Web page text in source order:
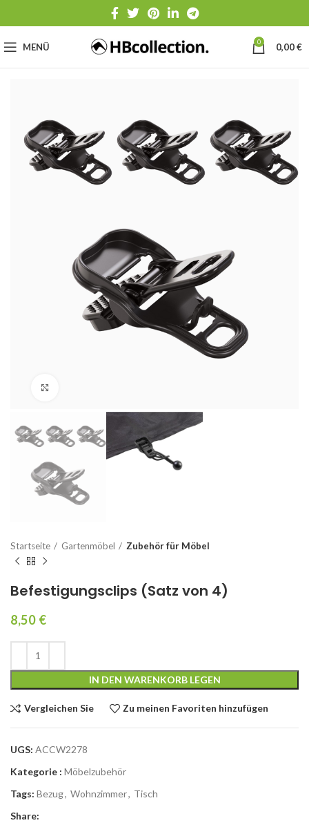
MENÜ 0 0,00€
Startseite Gartenmöbel Zubehör für Möbel
Befestigungsclips (Satz von 4)
8,50 €
IN DEN WARENKORB LEGEN
Vergleichen Sie Zu meinen Favoriten hinzufügen
UGS: ACCW2278
Kategorie : Möbelzubehör
Tags: Bezug, Wohnzimmer, Tisch
Share: